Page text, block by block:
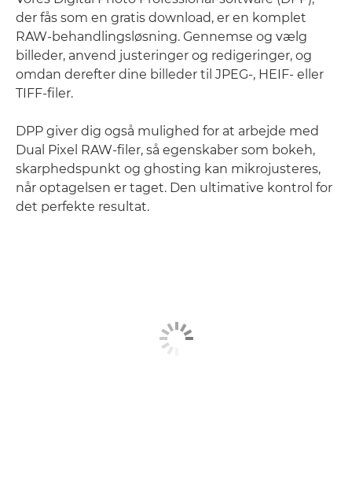
der fås som en gratis download, er en komplet
RAW-behandlingsløsning. Gennemse og vælg
billeder, anvend justeringer og redigeringer, og
omdan derefter dine billeder til JPEG-, HEIF- eller
TIFF-filer.
DPP giver dig også mulighed for at arbejde med
Dual Pixel RAW-filer, så egenskaber som bokeh,
skarphedspunkt og ghosting kan mikrojusteres,
når optagelsen er taget. Den ultimative kontrol for
det perfekte resultat.